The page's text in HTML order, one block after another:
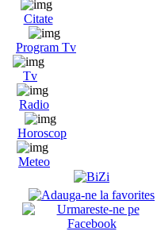
Citate
Program Tv
Tv
Radio
Horoscop
Meteo